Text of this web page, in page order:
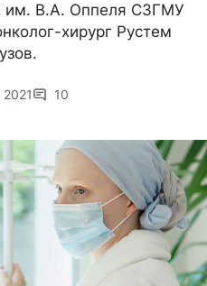
им. В.А. Оппеля СЗГМУ
хирург Рустем
2021 10